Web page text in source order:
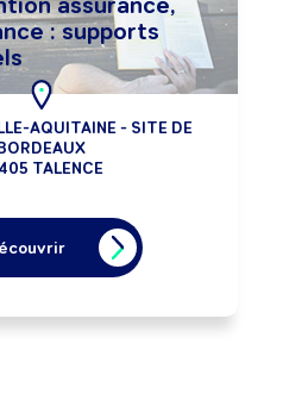
: supports
AQUITAINE - SITE DE
TALENCE